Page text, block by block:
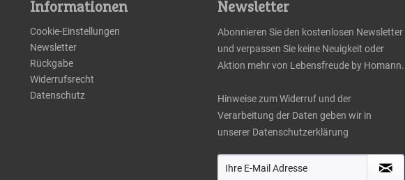
Informationen
Cookie-Einstellungen
Newsletter
Rückgabe
Widerrufsrecht
Datenschutz
Newsletter
Abonnieren Sie den kostenlosen Newsletter
und verpassen Sie keine Neuigkeit oder
Aktion mehr von Lebensfreude by Homann.
Hinweise zum Widerruf und der
Verarbeitung der Daten geben wir in
unserer Datenschutzerklärung